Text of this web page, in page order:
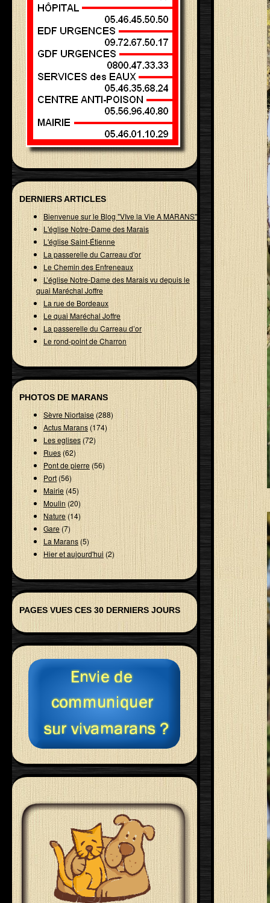
DERNIERS ARTICLES
Bienvenue sur le Blog "VIve la Vie A MARANS"
L'église Notre-Dame des Marais
L'église Saint-Étienne
La passerelle du Carreau d'or
Le Chemin des Enfreneaux
L’église Notre-Dame des Marais vu depuis le
quai Maréchal Joffre
La rue de Bordeaux
Le quai Maréchal Joffre
La passerelle du Carreau d’or
Le rond-point de Charron
PHOTOS DE MARANS
Sèvre Niortaise(288)
Actus Marans (174)
Les eglises(72)
Rues(62)
Pont de pierre(56)
Port(56)
Mairie(45)
Moulin(20)
Nature(14)
Gare (7)
La Marans(5)
Hier et aujourd'hui (2)
PAGES VUES CES 30 DERNIERS JOURS